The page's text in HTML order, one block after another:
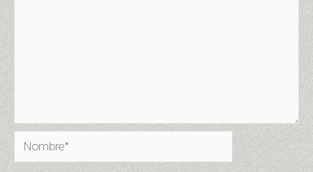
Nombre*